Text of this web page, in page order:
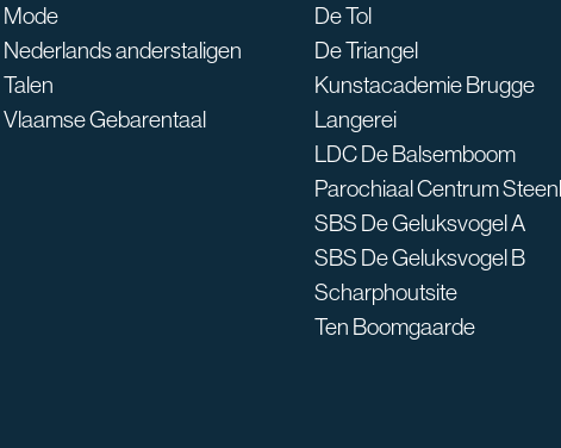
Mode
Nederlands anderstaligen
Talen
Vlaamse Gebarentaal
De Tol
De Triangel
Kunstacademie Brugge
Langerei
LDC De Balsemboom
Parochiaal Centrum
SBS De Geluksvogel A
SBS De Geluksvogel B
Scharphoutsite
Ten Boomgaarde